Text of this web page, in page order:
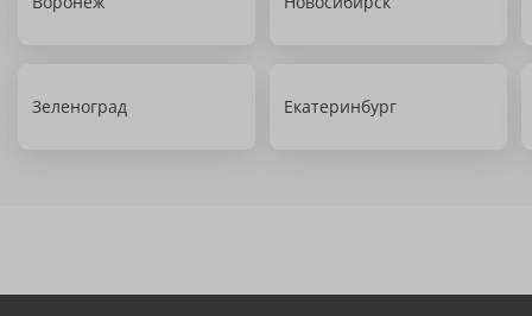
Зеленоград Екатеринбург